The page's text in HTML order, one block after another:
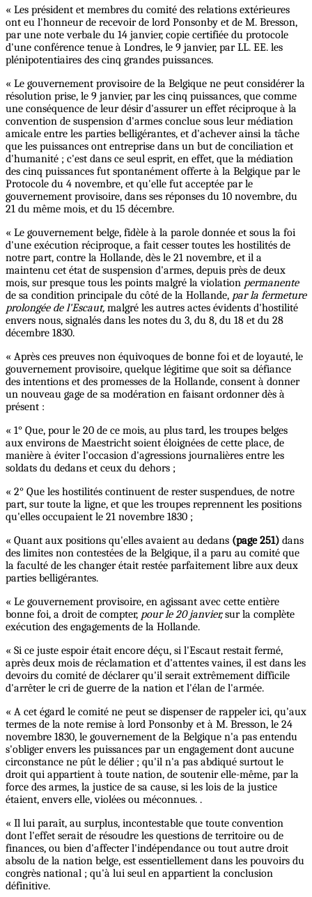
« Les président et membres du comité des relations extérieures
ont eu l'honneur de recevoir de lord Ponsonby et de M. Bresson,
par une note verbale du 14 janvier, copie certifiée du protocole
d'une conférence tenue à Londres, le 9 janvier, par LL. EE. les
plénipotentiaires des cinq grandes puissances.
« Le gouvernement provisoire de la Belgique ne peut considérer la
résolution prise, le 9 janvier, par les cinq puissances, que comme
une conséquence de leur désir d'assurer un effet réciproque à la
convention de suspension d'armes conclue sous leur médiation
amicale entre les parties belligérantes, et d'achever ainsi la tâche
que les puissances ont entreprise dans un but de conciliation et
d'humanité ; c'est dans ce seul esprit, en effet, que la médiation
des cinq puissances fut spontanément offerte à la Belgique par le
Protocole du 4 novembre, et qu'elle fut acceptée par le
gouvernement provisoire, dans ses réponses du 10 novembre, du
21 du même mois, et du 15 décembre.
« Le gouvernement belge, fidèle à la parole donnée et sous la foi
d'une exécution réciproque, a fait cesser toutes les hostilités de
notre part, contre la Hollande, dès le 21 novembre, et il a
maintenu cet état de suspension d'armes, depuis près de deux
mois, sur presque tous les points malgré la violation permanente
de sa condition principale du côté de la Hollande, par la fermeture
prolongée de l'Escaut, malgré les autres actes évidents d'hostilité
envers nous, signalés dans les notes du 3, du 8, du 18 et du 28
décembre 1830.
« Après ces preuves non équivoques de bonne foi et de loyauté, le
gouvernement provisoire, quelque légitime que soit sa défiance
des intentions et des promesses de la Hollande, consent à donner
un nouveau gage de sa modération en faisant ordonner dès à
présent :
« 1° Que, pour le 20 de ce mois, au plus tard, les troupes belges
aux environs de Maestricht soient éloignées de cette place, de
manière à éviter l'occasion d'agressions journalières entre les
soldats du dedans et ceux du dehors ;
« 2° Que les hostilités continuent de rester suspendues, de notre
part, sur toute la ligne, et que les troupes reprennent les positions
qu'elles occupaient le 21 novembre 1830 ;
« Quant aux positions qu'elles avaient au dedans (page 251) dans
des limites non contestées de la Belgique, il a paru au comité que
la faculté de les changer était restée parfaitement libre aux deux
parties belligérantes.
« Le gouvernement provisoire, en agissant avec cette entière
bonne foi, a droit de compter, pour le 20 janvier,sur la complète
exécution des engagements de la Hollande.
« Si ce juste espoir était encore déçu, si l'Escaut restait fermé,
après deux mois de réclamation et d'attentes vaines, il est dans les
devoirs du comité de déclarer qu'il serait extrêmement difficile
d'arrêter le cri de guerre de la nation et l'élan de l'armée.
« A cet égard le comité ne peut se dispenser de rappeler ici, qu'aux
termes de la note remise à lord Ponsonby et à M. Bresson, le 24
novembre 1830, le gouvernement de la Belgique n'a pas entendu
s'obliger envers les puissances par un engagement dont aucune
circonstance ne pût le délier ; qu'il n'a pas abdiqué surtout le
droit qui appartient à toute nation, de soutenir elle-même, par la
force des armes, la justice de sa cause, si les lois de la justice
étaient, envers elle, violées ou méconnues. .
« Il lui paraît, au surplus, incontestable que toute convention
dont l'effet serait de résoudre les questions de territoire ou de
finances, ou bien d'affecter l'indépendance ou tout autre droit
absolu de la nation belge, est essentiellement dans les pouvoirs du
congrès national ; qu'à lui seul en appartient la conclusion
définitive.